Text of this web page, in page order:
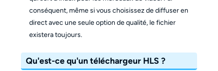
conséquent, même si vous choisissez de diffuser en
direct avec une seule option de qualité, le fichier
existera toujours.
Qu'est-ce qu'un téléchargeur HLS ?